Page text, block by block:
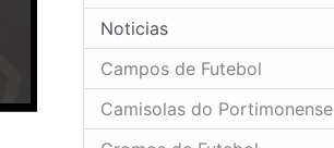
Noticias
Campos de Futebol
Camisolas do Portimonense